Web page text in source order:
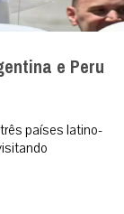
e Peru
países latino-